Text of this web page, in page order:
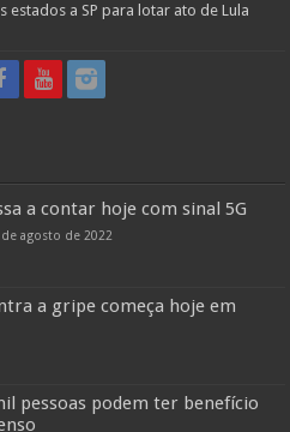
estados a SP para lotar ato de Lula
a contar hoje com sinal 5G
agosto de 2022
a gripe começa hoje em
pessoas podem ter benefício